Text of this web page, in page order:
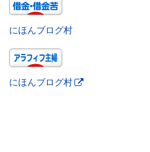
にほんブログ村
にほんブログ村